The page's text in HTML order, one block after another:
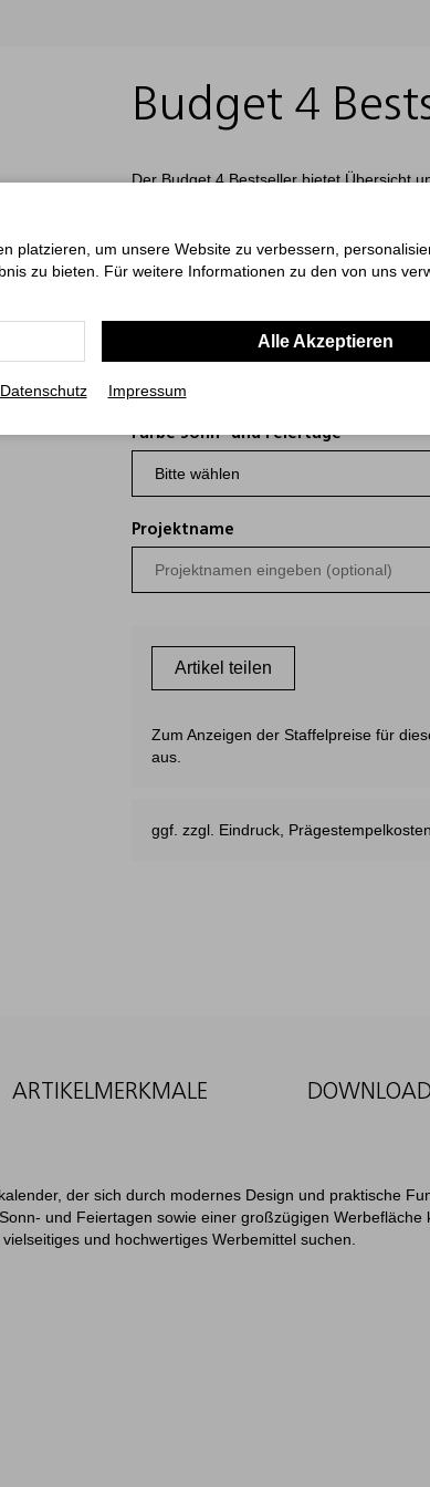
Budget 4
Der Budget 4 Bestseller bietet Übersicht
4-Monatskalendarium, modernen
sorgt er für eine klare Organisation. Die
individuell gestaltet werden. „Made in
Unternehmen.
Art.-Nr.: 00030500.BFSC
Farbe Sonn- und Feiertage
Projektname
Artikel teilen
Zum Anzeigen der Staffelpreise für
aus.
ggf. zzgl. Eindruck,
ARTIKELMERKMALE
der sich durch modernes Design und praktische
und Feiertagen sowie einer großzügigen Werbefläche
und hochwertiges Werbemittel suchen.
platzieren, um unsere Website zu verbessern,
zu bieten. Für weitere Informationen zu den von uns
Alle Akzeptieren
Datenschutz Impressum